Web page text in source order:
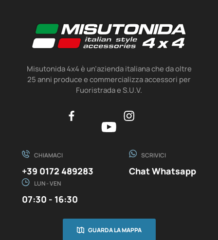
Misutonida 4x4 è un’azienda italiana che da oltre
25 anni produce e commercializza accessori per
Fuoristrada e S.U.V.
CHIAMACI
+39 0172 489283
SCRIVICI
Chat Whatsapp
LUN - VEN
07:30 - 16:30
GUARDA LA MAPPA